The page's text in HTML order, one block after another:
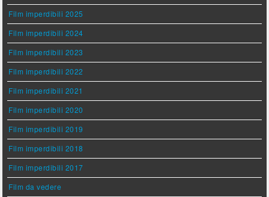
Film imperdibili 2025
Film imperdibili 2024
Film imperdibili 2023
Film imperdibili 2022
Film imperdibili 2021
Film imperdibili 2020
Film imperdibili 2019
Film imperdibili 2018
Film imperdibili 2017
Film da vedere